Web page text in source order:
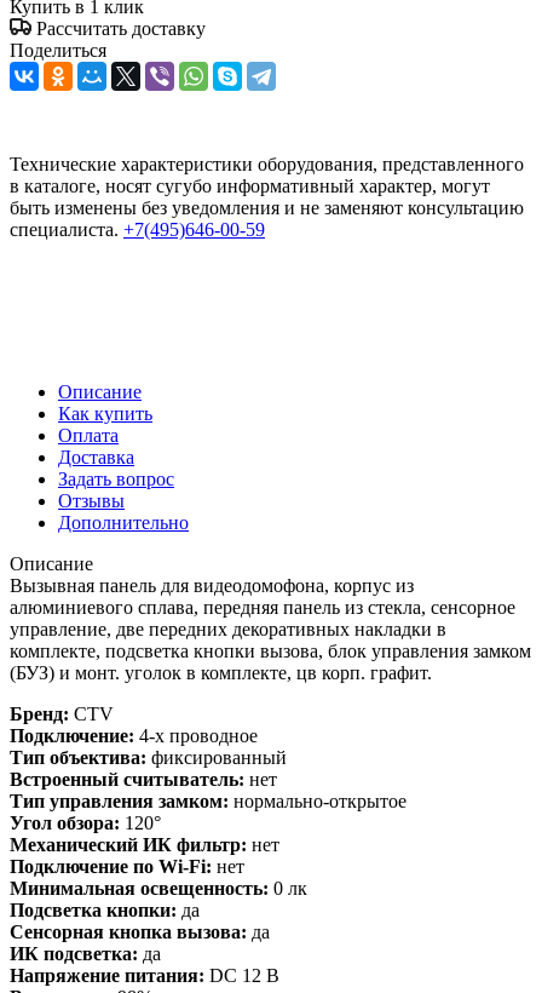
Купить в 1 клик
Рассчитать доставку
Поделиться
Технические характеристики оборудования, представленного
в каталоге, носят сугубо информативный характер, могут
быть изменены без уведомления и не заменяют консультацию
специалиста. +7(495)646-00-59
Описание
Как купить
Оплата
Доставка
Задать вопрос
Отзывы
Дополнительно
Описание
Вызывная панель для видеодомофона, корпус из
алюминиевого сплава, передняя панель из стекла, сенсорное
управление, две передних декоративных накладки в
комплекте, подсветка кнопки вызова, блок управления замком
(БУЗ) и монт. уголок в комплекте, цв корп. графит.
Бренд: CTV
Подключение: 4-х проводное
Тип объектива: фиксированный
Встроенный считыватель: нет
Тип управления замком: нормально-открытое
Угол обзора: 120°
Механический ИК фильтр: нет
Подключение по Wi-Fi: нет
Минимальная освещенность: 0 лк
Подсветка кнопки: да
Сенсорная кнопка вызова: да
ИК подсветка: да
Напряжение питания: DC 12 В